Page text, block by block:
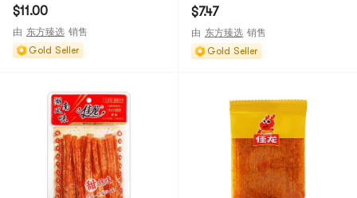
辣小吃辣条【麻辣劲爽 鲜辣多
汁 软糯劲道】
$11.00
由 东方臻选 销售
Gold Seller
$7.47
由 东方臻选 销售
Gold Seller